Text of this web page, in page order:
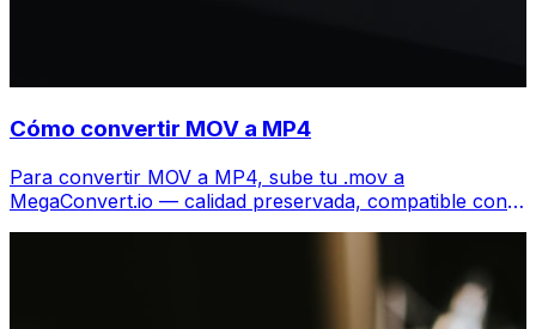
Cómo convertir MOV a MP4
Para convertir MOV a MP4, sube tu .mov a
MegaConvert.io — calidad preservada, compatible con